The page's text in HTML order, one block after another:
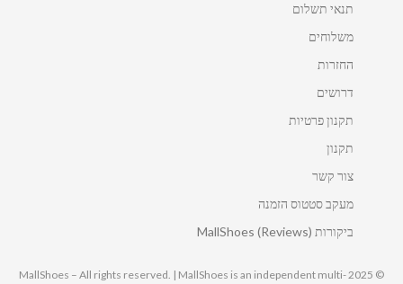
תנאי תשלום
משלוחים
החזרות
דרושים
תקנון פרטיות
תקנון
צור קשר
מעקב סטטוס הזמנה
ביקורות MallShoes (Reviews)
© 2025 MallShoes – All rights reserved. | MallShoes is an independent multi-